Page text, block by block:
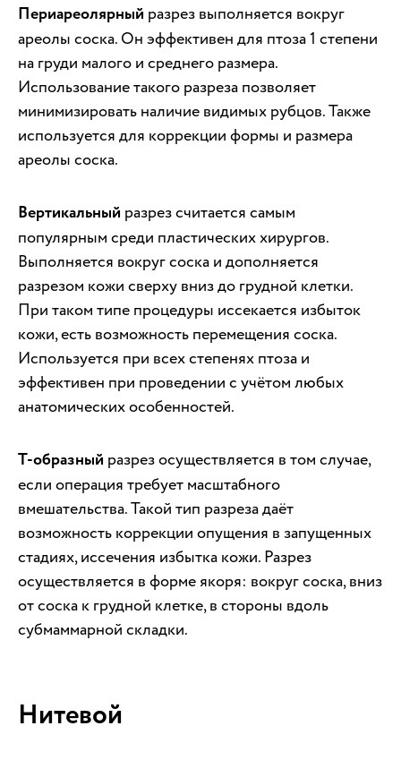
Периареолярный разрез выполняется вокруг
ареолы соска. Он эффективен для птоза 1 степени
на груди малого и среднего размера.
Использование такого разреза позволяет
минимизировать наличие видимых рубцов. Также
используется для коррекции формы и размера
ареолы соска.
Вертикальный разрез считается самым
популярным среди пластических хирургов.
Выполняется вокруг соска и дополняется
разрезом кожи сверху вниз до грудной клетки.
При таком типе процедуры иссекается избыток
кожи, есть возможность перемещения соска.
Используется при всех степенях птоза и
эффективен при проведении с учётом любых
анатомических особенностей.
Т-образный разрез осуществляется в том случае,
если операция требует масштабного
вмешательства. Такой тип разреза даёт
возможность коррекции опущения в запущенных
стадиях, иссечения избытка кожи. Разрез
осуществляется в форме якоря: вокруг соска, вниз
от соска к грудной клетке, в стороны вдоль
субмаммарной складки.
Нитевой